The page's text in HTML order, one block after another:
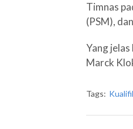
Timnas
(PSM),
Yang
Marck
Tags: